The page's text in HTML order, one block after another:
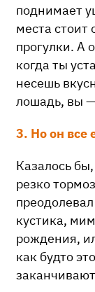
поднимает
места стоит
прогулки. А
когда ты
несешь
лошадь, вы
3. Но он все
Казалось
резко
кустика,
рождения,
как будто